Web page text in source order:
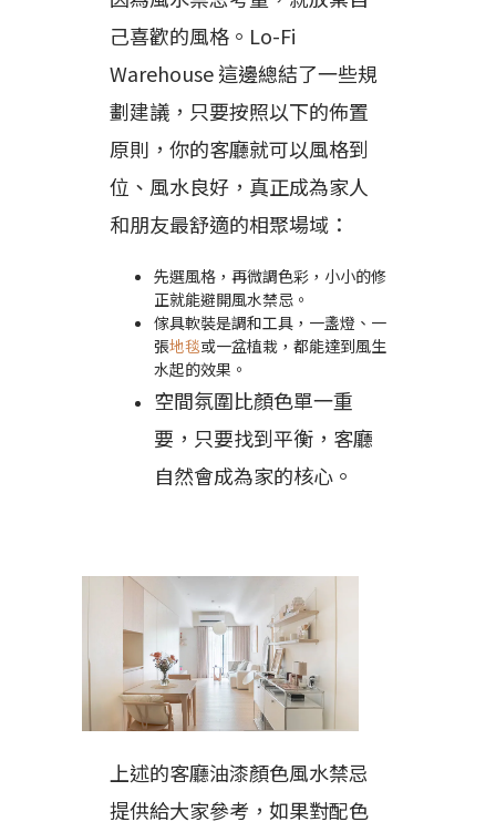
己喜歡的風格。Lo-Fi
Warehouse 這邊總結了一些規
劃建議，只要按照以下的佈置
原則，你的客廳就可以風格到
位、風水良好，真正成為家人
和朋友最舒適的相聚場域：
先選風格，再微調色彩，小小的修
正就能避開風水禁忌。
傢具軟裝是調和工具，一盞燈、一
張地毯或一盆植栽，都能達到風生
水起的效果。
空間氛圍比顏色單一重
要，只要找到平衡，客廳
自然會成為家的核心。
上述的客廳油漆顏色風水禁忌
提供給大家參考，如果對配色